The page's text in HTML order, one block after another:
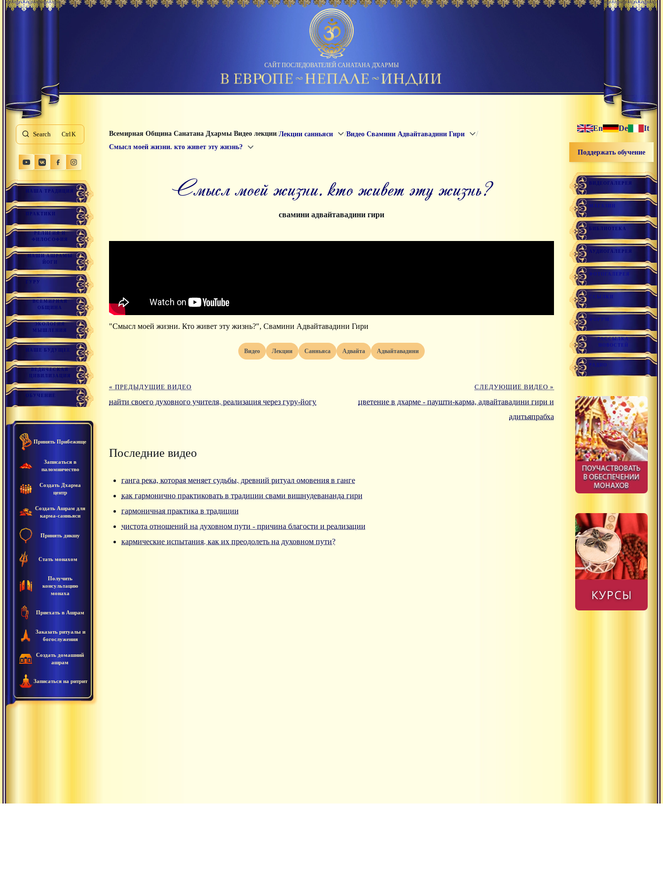
САЙТ ПОСЛЕДОВАТЕЛЕЙ САНАТАНА ДХАРМЫ
Search K
НАША ТРАДИЦИЯ
ПРАКТИКИ
РЕЛИГИЯ И
ФИЛОСОФИЯ
НАШИ АШРАМЫ
ЙОГИ
ГУРУ
ВСЕМИРНАЯ
ОБЩИНА
ЭКОЛОГИЯ
МЫШЛЕНИЯ
НАШЕ БУДУЩЕЕ
ВЕДИЧЕСКАЯ
ЦИВИЛИЗАЦИЯ
ОБУЧЕНИЕ
Принять Прибежище
Записаться в
паломничество
Создать Дхарма
центр
Создать Ашрам для
карма-санньяси
Принять дикшу
Стать монахом
Получить
консультацию
монаха
Приехать в Ашрам
Заказать ритуалы и
богослужения
Создать домашний
ашрам
Записаться на ритрит
Всемирная Община Санатана Дхармы/Видео лекции/Лекции санньяси /Видео Свамини Адвайтавадини Гири /
Смысл моей жизни. кто живет эту жизнь?
смысл моей жизни. кто живет эту жизнь?
свамини адвайтавадини гири
"Смысл моей жизни. Кто живет эту жизнь?", Свамини Адвайтавадини Гири
видео лекции санньяса адвайта адвайтавадини
« ПРЕДЫДУЩИЕ ВИДЕО
найти своего духовного учителя. реализация через гуру-йогу
СЛЕДУЮЩИЕ ВИДЕО »
цветение в дхарме - паушти-карма, адвайтавадини гири и
адитьяпрабха
Последние видео
ганга река, которая меняет судьбы. древний ритуал омовения в ганге
как гармонично практиковать в традиции свами вишнудевананда гири
гармоничная практика в традиции
чистота отношений на духовном пути - причина благости и реализации
кармические испытания. как их преодолеть на духовном пути?
En De It
Поддержать обучение
ВИДЕОГАЛЕРЕЯ
МАГАЗИН
БИБЛИОТЕКА
АУДИОГАЛЕРЕЯ
ФОТОГАЛЕРЕЯ
ССЫЛКИ
ФОРУМ
РАССЫЛКА
НОВОСТЕЙ
РАДИО